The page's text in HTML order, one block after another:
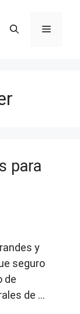
Menú
para
y
seguro
de
de …